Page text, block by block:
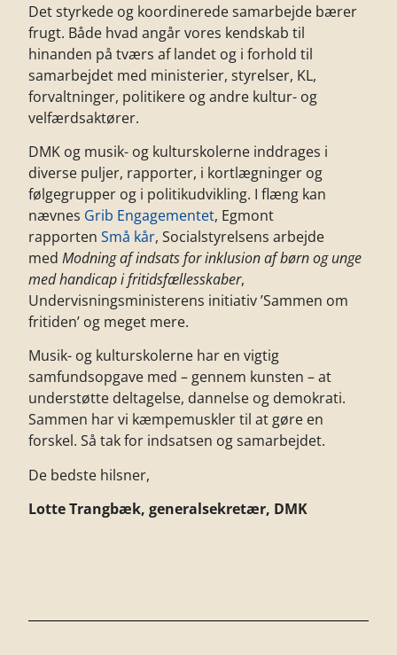
Det styrkede og koordinerede samarbejde bærer
frugt. Både hvad angår vores kendskab til
hinanden på tværs af landet og i forhold til
samarbejdet med ministerier, styrelser, KL,
forvaltninger, politikere og andre kultur- og
velfærdsaktører.
DMK og musik- og kulturskolerne inddrages i
diverse puljer, rapporter, i kortlægninger og
følgegrupper og i politikudvikling. I flæng kan
nævnes Grib Engagementet, Egmont
rapportenSmå kår, Socialstyrelsens arbejde
medModning af indsats for inklusion af børn og unge
med handicap i fritidsfællesskaber,
Undervisningsministerens initiativ ’Sammen om
fritiden’ og meget mere.
Musik- og kulturskolerne har en vigtig
samfundsopgave med – gennem kunsten – at
understøtte deltagelse, dannelse og demokrati.
Sammen har vi kæmpemuskler til at gøre en
forskel. Så tak for indsatsen og samarbejdet.
De bedste hilsner,
Lotte Trangbæk, generalsekretær, DMK